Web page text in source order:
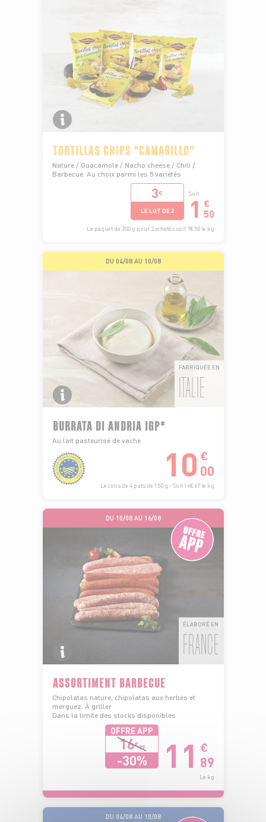
TORTILLAS CHIPS "CAMARILLO"
Nature / Guacamole / Nacho cheese / Chili /
Barbecue. Au choix parmi les 5 variétés
3€
LE LOT DE 2
Soit
1 €
50
Le paquet de 200 g pour 2 achetés soit 7€50 le kg
DU 04/08 AU 10/08
FABRIQUÉE EN
ITALIE
BURRATA DI ANDRIA IGP*
Au lait pasteurisé de vache
10 €
00
Le colis de 4 pots de 150 g - Soit 16€67 le kg
DU 10/08 AU 16/08
ÉLABORÉ EN
FRANCE
ASSORTIMENT BARBECUE
Chipolatas nature, chipolatas aux herbes et
merguez. À griller
Dans la limite des stocks disponibles
OFFRE APP
16€99
-30% 11 €
89
Le kg
DU 04/08 AU 10/08